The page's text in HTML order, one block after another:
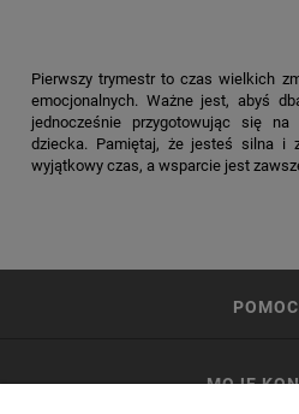
Pierwszy trymestr to czas wielkich
emocjonalnych. Ważne jest, abyś
jednocześnie przygotowując się
dziecka. Pamiętaj, że jesteś silna i
wyjątkowy czas, a wsparcie jest
POMOC
MOJE